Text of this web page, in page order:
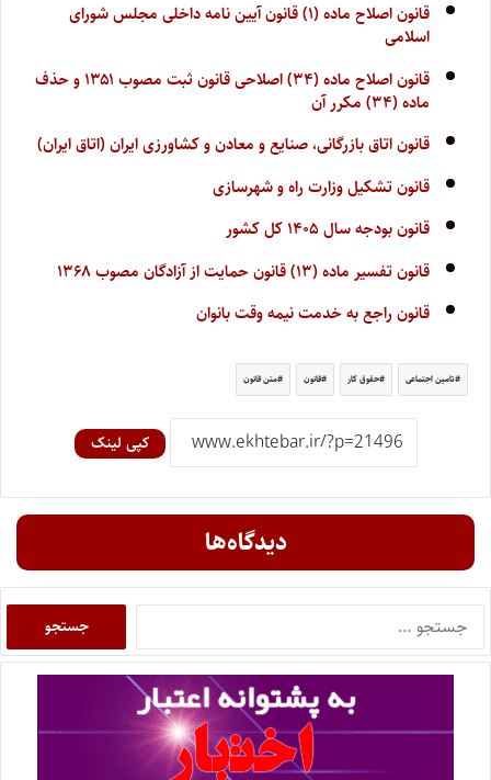
قانون اصلاح ماده (۱) قانون آیین نامه داخلی مجلس شورای
اسلامی
قانون اصلاح ماده (۳۴) اصلاحی قانون ثبت مصوب ۱۳۵۱ و حذف
ماده (۳۴) مکرر آن
قانون اتاق بازرگانی، صنایع و معادن و کشاورزی ایران (اتاق ایران)
قانون تشکیل وزارت راه و شهرسازی
قانون بودجه سال ۱۴۰۵ کل کشور
قانون تفسیر ماده (۱۳) قانون حمایت از آزادگان مصوب ۱۳۶۸
قانون راجع به خدمت نیمه وقت بانوان
تامین اجتماعی حقوق کار قانون متن قانون
کپی لینک
دیدگاه‌ها